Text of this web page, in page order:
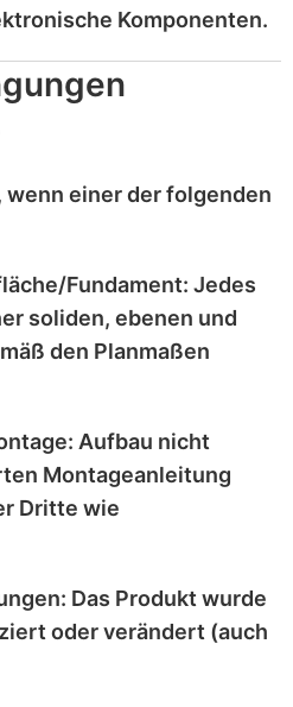
Komponenten.
wenn einer der folgenden
Fundament: Jedes
soliden, ebenen und
den Planmaßen
Aufbau nicht
Montageanleitung
Dritte wie
Das Produkt wurde
oderverändert (auch